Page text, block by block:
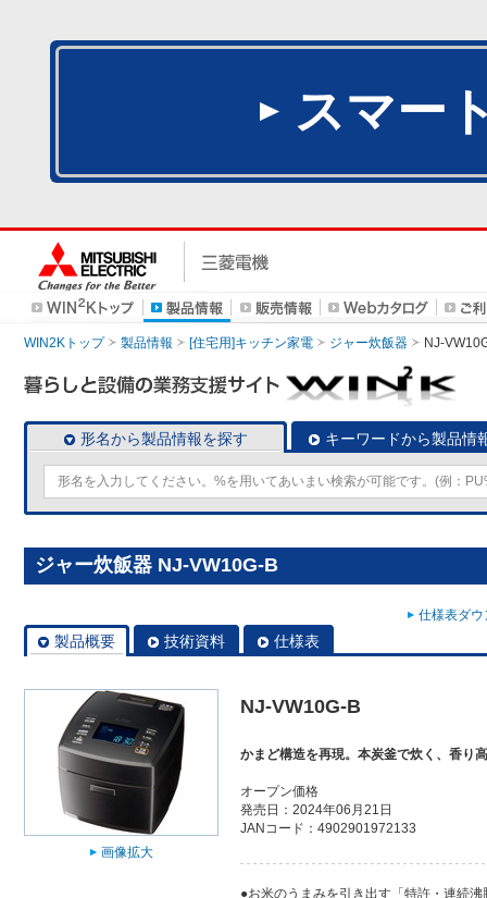
スマー
WIN2Kトップ 製品情報 [住宅用]キッチン家電 ジャー炊飯器 NJ-
形名から製品情報を探す キーワードから製品情
ジャー炊飯器 NJ-VW10G-B
仕様表ダ
製品概要 技術資料 仕様表
画像拡大
NJ-VW10G-B
かまど構造を再現。本炭釜で炊く、香り
オープン価格
発売日：2024年06月21日
JANコード：4902901972133
●お米のうまみを引き出す「特許・連続沸